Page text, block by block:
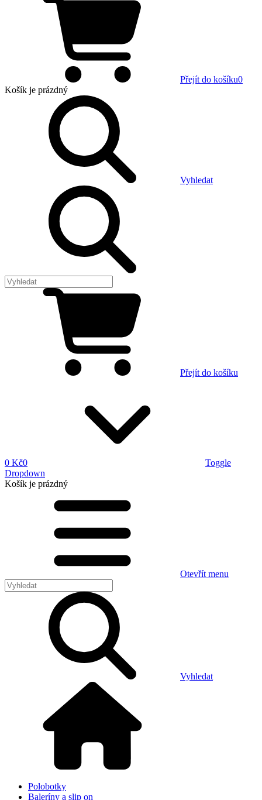
Přejít do košíku0
Košík je prázdný
Vyhledat
Přejít do košíku
0 Kč0
Toggle
Dropdown
Košík je prázdný
Otevřít menu
Vyhledat
Polobotky
Baleríny a slip on